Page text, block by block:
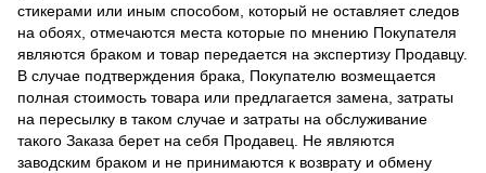
стикерами или иным способом, который не оставляет следов
на обоях, отмечаются места которые по мнению Покупателя
являются браком и товар передается на экспертизу Продавцу.
В случае подтверждения брака, Покупателю возмещается
полная стоимость товара или предлагается замена, затраты
на пересылку в таком случае и затраты на обслуживание
такого Заказа берет на себя Продавец. Не являются
заводским браком и не принимаются к возврату и обмену